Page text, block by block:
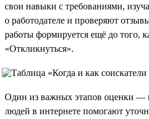
свои навыки с требованиями,
о работодателе и проверяют
работы формируется ещё до того,
«Откликнуться».
Один из важных этапов оценки —
людей в интернете помогают